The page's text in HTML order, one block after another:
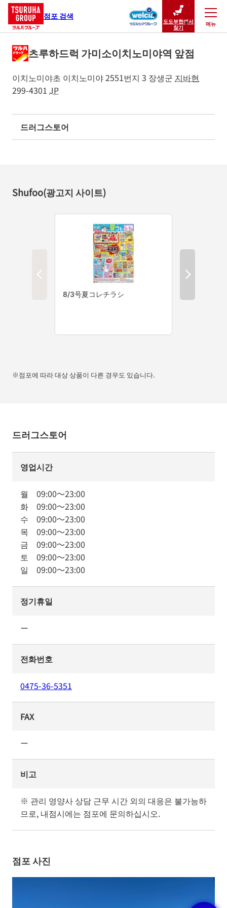
점포 검색
도도부현에서
찾기
메뉴
닫기
츠루하드럭 가미소이치노미야역 앞점
이치노미야초 이치노미야 2551번지 3 장생군 지바현
299-4301 JP
드러그스토어
Shufoo(광고지 사이트)
※점포에 따라 대상 상품이 다른 경우도 있습니다.
드러그스토어
영업시간
월 09:00～23:00
화 09:00～23:00
수 09:00～23:00
목 09:00～23:00
금 09:00～23:00
토 09:00～23:00
일 09:00～23:00
정기휴일
ー
전화번호
0475-36-5351
FAX
ー
비고
※ 관리 영양사 상담 근무 시간 외의 대응은 불가능하
므로, 내점시에는 점포에 문의하십시오.
점포 사진